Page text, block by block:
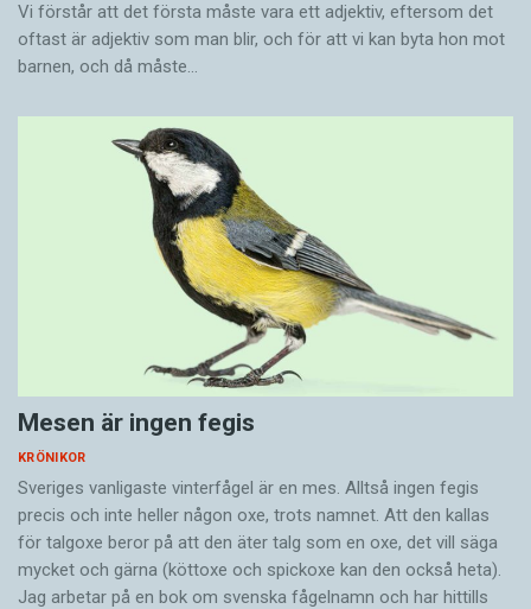
Vi förstår att det första måste vara ett adjektiv, eftersom det
oftast är adjektiv som man blir, och för att vi kan byta hon mot
barnen, och då måste…
Mesen är ingen fegis
KRÖNIKOR
Sveriges vanligaste vinterfågel är en mes. Alltså ingen fegis
precis och inte heller någon oxe, trots namnet. Att den kallas
för talgoxe beror på att den äter talg som en oxe, det vill säga
mycket och gärna (köttoxe och spickoxe kan den också heta).
Jag arbetar på en bok om svenska fågelnamn och har hittills